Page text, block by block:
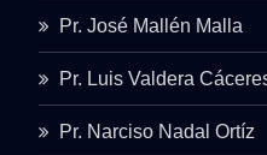
Pr. José Mallén Malla
Pr. Luis Valdera
Pr. Narciso Nadal Ortíz